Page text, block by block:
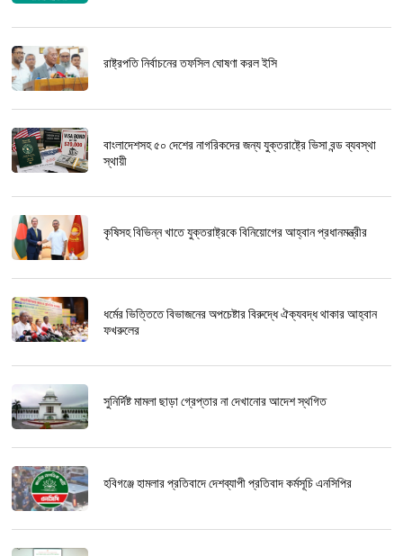
রাষ্ট্রপতি নির্বাচনের তফসিল ঘোষণা করল ইসি
বাংলাদেশসহ ৫০ দেশের নাগরিকদের জন্য যুক্তরাষ্ট্রে ভিসা বন্ড ব্যবস্থা
স্থায়ী
কৃষিসহ বিভিন্ন খাতে যুক্তরাষ্ট্রকে বিনিয়োগের আহ্বান প্রধানমন্ত্রীর
ধর্মের ভিত্তিতে বিভাজনের অপচেষ্টার বিরুদ্ধে ঐক্যবদ্ধ থাকার আহ্বান
ফখরুলের
সুনির্দিষ্ট মামলা ছাড়া গ্রেপ্তার না দেখানোর আদেশ স্থগিত
হবিগঞ্জে হামলার প্রতিবাদে দেশব্যাপী প্রতিবাদ কর্মসূচি এনসিপির